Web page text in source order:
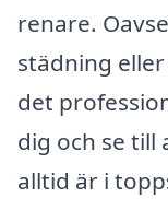
renare.
städning
det
dig och se
alltid är i